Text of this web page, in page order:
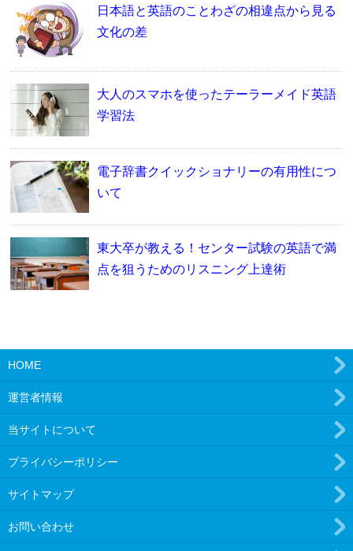
日本語と英語のことわざの相違点から見る
文化の差
大人のスマホを使ったテーラーメイド英語
学習法
電子辞書クイックショナリーの有用性につ
いて
東大卒が教える！センター試験の英語で満
点を狙うためのリスニング上達術
HOME
運営者情報
当サイトについて
プライバシーポリシー
サイトマップ
お問い合わせ